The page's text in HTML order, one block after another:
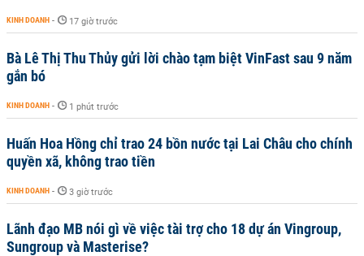
KINH DOANH - 17 giờ trước
Bà Lê Thị Thu Thủy gửi lời chào tạm biệt VinFast sau 9 năm
gắn bó
KINH DOANH - 1 phút trước
Huấn Hoa Hồng chỉ trao 24 bồn nước tại Lai Châu cho chính
quyền xã, không trao tiền
KINH DOANH - 3 giờ trước
Lãnh đạo MB nói gì về việc tài trợ cho 18 dự án Vingroup,
Sungroup và Masterise?